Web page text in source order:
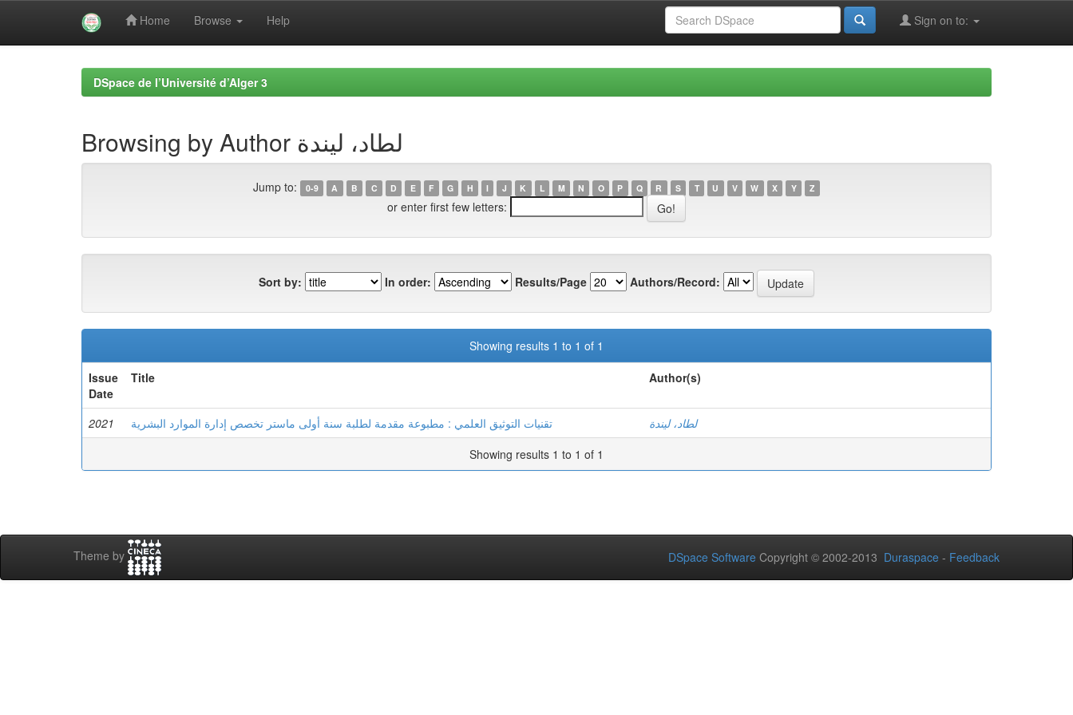
Home Browse Help Sign on to:
DSpace de l’Université d’Alger 3
Browsing by Author لطاد، ليندة
Jump to: 0-9 A B C D E F G H I J K L M N O P Q R S T U V W X Y Z
or enter first few letters:
Sort by: In order: Results/Page Authors/Record:
Showing results 1 to 1 of 1
Issue
Date
Title Author(s)
2021 تقنيات التوثيق العلمي : مطبوعة مقدمة لطلبة سنة أولى ماستر تخصص إدارة الموارد البشرية
لطاد، ليندة
Showing results 1 to 1 of 1
Theme by DSpace Software Copyright © 2002-2013 Duraspace - Feedback